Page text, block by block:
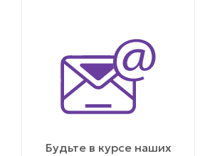
Будьте в курсе наших